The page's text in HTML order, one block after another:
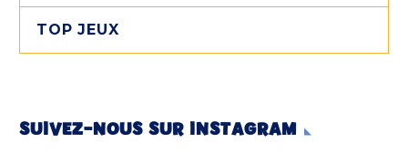
TOP JEUX
SUIVEZ-NOUS SUR INSTAGRAM